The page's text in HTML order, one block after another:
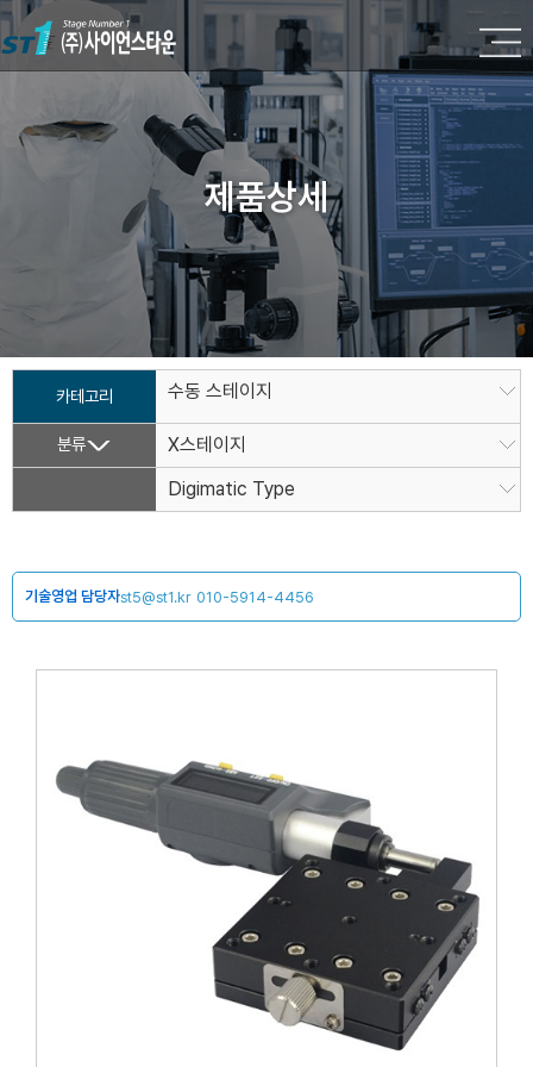
제품상세
카테고리 수동 스테이지
분류
X스테이지
Digimatic Type
기술영업 담당자st5@st1.kr 010-5914-4456